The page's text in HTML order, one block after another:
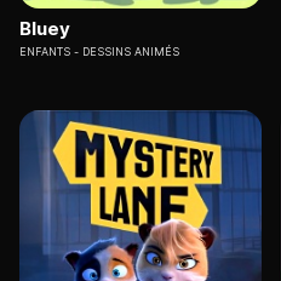
Bluey
ENFANTS DESSINS ANIMÉS